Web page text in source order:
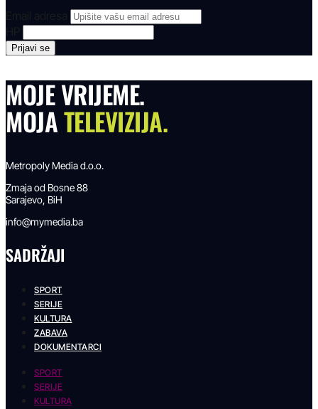
Email adresa
MOJE VRIJEME.
MOJATELEVIZIJA.
Metropoly Media d.o.o.
Zmaja od Bosne 88
Sarajevo, BiH
info@mymedia.ba
SADRŽAJI
SPORT
SERIJE
KULTURA
ZABAVA
DOKUMENTARCI
SPORT
SERIJE
KULTURA